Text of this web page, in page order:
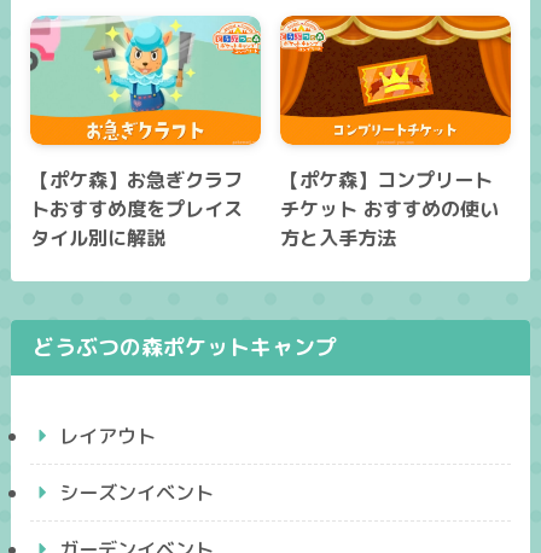
【ポケ森】お急ぎクラフ
トおすすめ度をプレイス
タイル別に解説
【ポケ森】コンプリート
チケット おすすめの使い
方と入手方法
どうぶつの森ポケットキャンプ
レイアウト
シーズンイベント